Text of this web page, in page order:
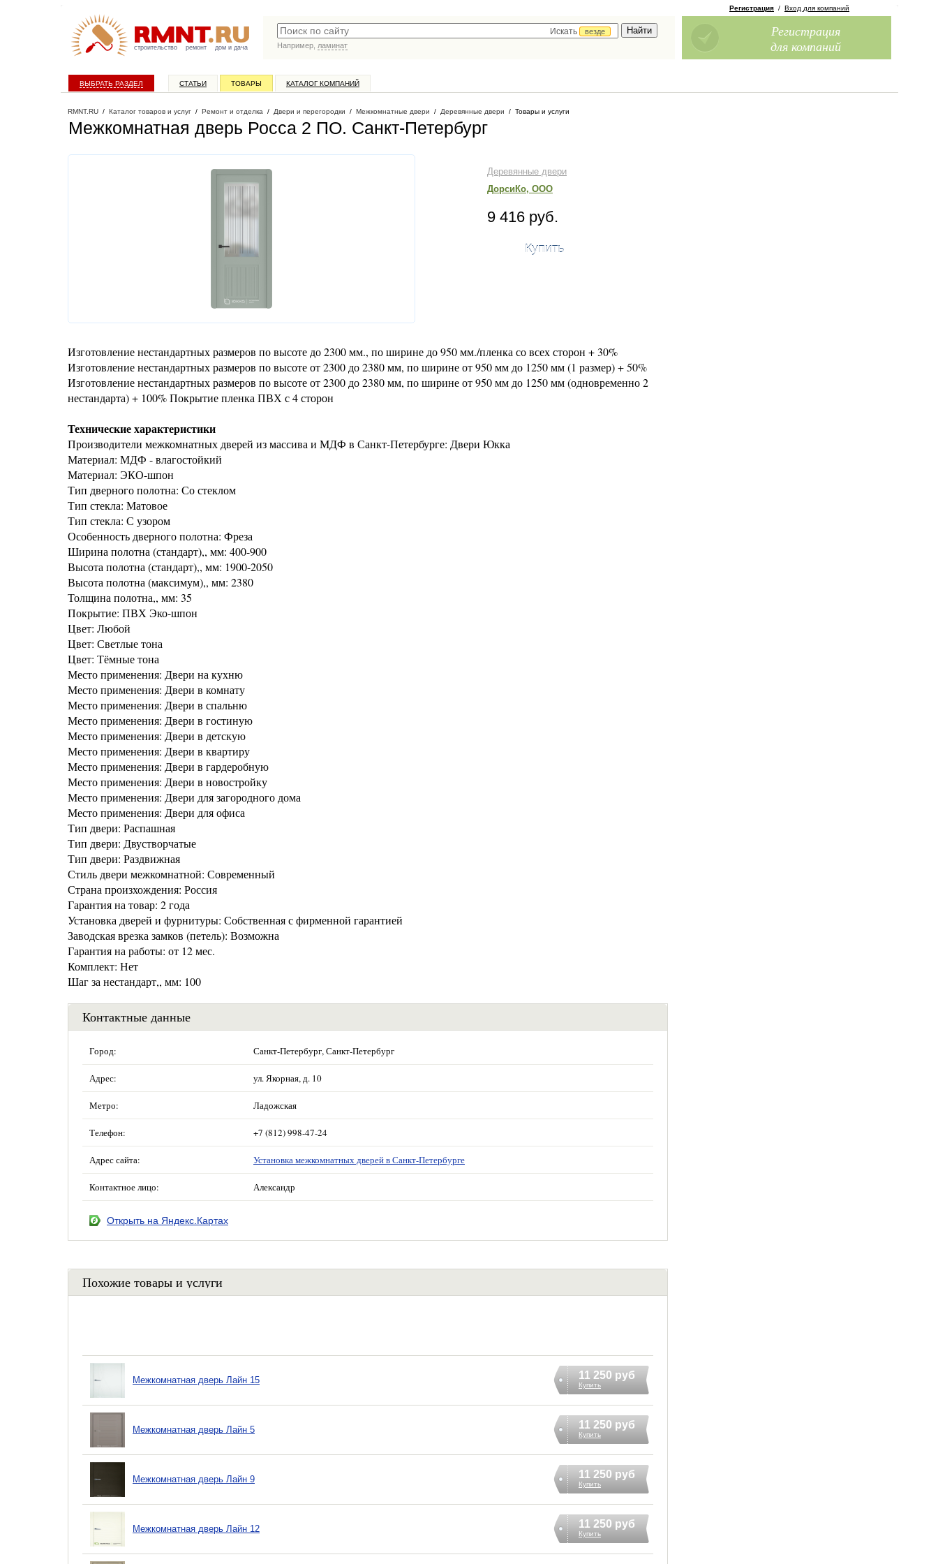
строительство ремонт дом и дача
Искать
везде
Например, ламинат
Регистрация / Вход для компаний
Регистрация
для компаний
ВЫБРАТЬ РАЗДЕЛ СТАТЬИ ТОВАРЫ КАТАЛОГ КОМПАНИЙ
RMNT.RU / Каталог товаров и услуг / Ремонт и отделка / Двери и перегородки / Межкомнатные двери / Деревянные двери / Товары и услуги
Межкомнатная дверь Росса 2 ПО. Санкт-Петербург
Деревянные двери
ДорсиКо, ООО
9 416 руб.
Купить
Изготовление нестандартных размеров по высоте до 2300 мм., по ширине до 950 мм./пленка со всех сторон + 30%
Изготовление нестандартных размеров по высоте от 2300 до 2380 мм, по ширине от 950 мм до 1250 мм (1 размер) + 50%
Изготовление нестандартных размеров по высоте от 2300 до 2380 мм, по ширине от 950 мм до 1250 мм (одновременно 2
нестандарта) + 100% Покрытие пленка ПВХ с 4 сторон
Технические характеристики
Производители межкомнатных дверей из массива и МДФ в Санкт-Петербурге: Двери Юкка
Материал: МДФ - влагостойкий
Материал: ЭКО-шпон
Тип дверного полотна: Со стеклом
Тип стекла: Матовое
Тип стекла: С узором
Особенность дверного полотна: Фреза
Ширина полотна (стандарт),, мм: 400-900
Высота полотна (стандарт),, мм: 1900-2050
Высота полотна (максимум),, мм: 2380
Толщина полотна,, мм: 35
Покрытие: ПВХ Эко-шпон
Цвет: Любой
Цвет: Светлые тона
Цвет: Тёмные тона
Место применения: Двери на кухню
Место применения: Двери в комнату
Место применения: Двери в спальню
Место применения: Двери в гостиную
Место применения: Двери в детскую
Место применения: Двери в квартиру
Место применения: Двери в гардеробную
Место применения: Двери в новостройку
Место применения: Двери для загородного дома
Место применения: Двери для офиса
Тип двери: Распашная
Тип двери: Двустворчатые
Тип двери: Раздвижная
Стиль двери межкомнатной: Современный
Страна произхождения: Россия
Гарантия на товар: 2 года
Установка дверей и фурнитуры: Собственная с фирменной гарантией
Заводская врезка замков (петель): Возможна
Гарантия на работы: от 12 мес.
Комплект: Нет
Шаг за нестандарт,, мм: 100
Контактные данные
Город: Санкт-Петербург, Санкт-Петербург
Адрес: ул. Якорная, д. 10
Метро: Ладожская
Телефон: +7 (812) 998-47-24
Адрес сайта: Установка межкомнатных дверей в Санкт-Петербурге
Контактное лицо: Александр
Открыть на Яндекс.Картах
Похожие товары и услуги
Межкомнатная дверь Лайн 15 11 250 руб
Купить
Межкомнатная дверь Лайн 5 11 250 руб
Купить
Межкомнатная дверь Лайн 9 11 250 руб
Купить
Межкомнатная дверь Лайн 12 11 250 руб
Купить